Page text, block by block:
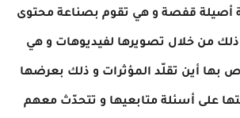
أصيلة قفصة و هي تقوم بصناعة محتوى
من خلال تصويرها لفيديوهات و هي
بها أين تقلّد المؤثرات و ذلك بعرضها
على أسئلة متابعيها و تتحدّث معهم